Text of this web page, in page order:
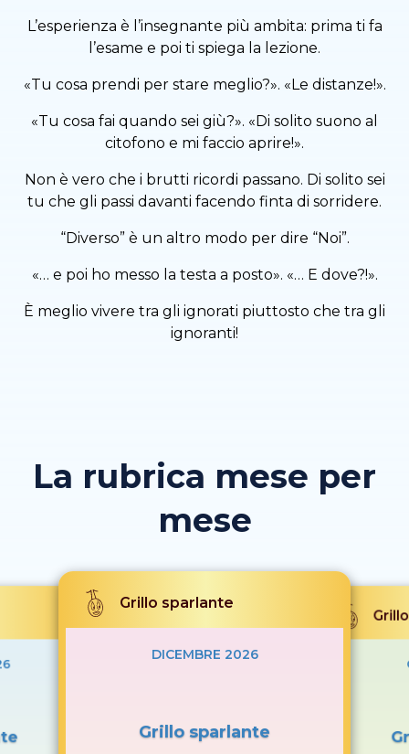
L’esperienza è l’insegnante più ambita: prima ti fa
l’esame e poi ti spiega la lezione.
«Tu cosa prendi per stare meglio?». «Le distanze!».
«Tu cosa fai quando sei giù?». «Di solito suono al
citofono e mi faccio aprire!».
Non è vero che i brutti ricordi passano. Di solito sei
tu che gli passi davanti facendo finta di sorridere.
“Diverso” è un altro modo per dire “Noi”.
«… e poi ho messo la testa a posto». «… E dove?!».
È meglio vivere tra gli ignorati piuttosto che tra gli
ignoranti!
La rubrica mese per
mese
Grillo sparlante
DICEMBRE 2026
Grillo sparlante